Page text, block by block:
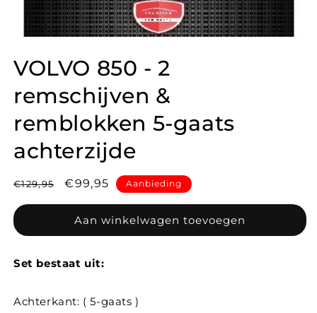
VOLVO 850 - 2
remschijven &
remblokken 5-gaats
achterzijde
Normale
€129,95 Aanbiedingsprijs
€99,95 Aanbieding
Aan winkelwagen toevoegen
Set bestaat uit:
Achterkant: ( 5-gaats )